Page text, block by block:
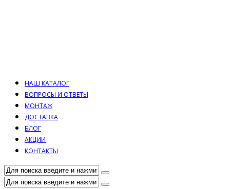
НАШ КАТАЛОГ
ВОПРОСЫ И ОТВЕТЫ
МОНТАЖ
ДОСТАВКА
БЛОГ
АКЦИИ
КОНТАКТЫ